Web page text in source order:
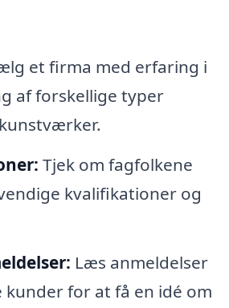
et firma med erfaring i
af forskellige typer
Tjek om fagfolkene
kvalifikationer og
Læs anmeldelser
for at få en idé om